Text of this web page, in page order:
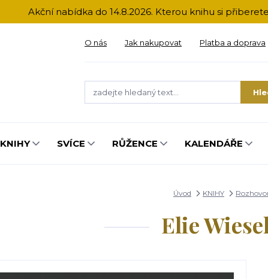
Akční nabídka do 14.8.2026. Kterou knihu si
O nás Jak nakupovat Platba a doprava
KNIHY SVÍCE RŮŽENCE KALENDÁŘE
Úvod KNIHY
Elie